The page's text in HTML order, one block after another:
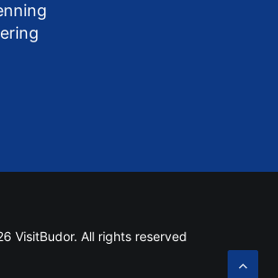
VisitBudor. All rights reserved